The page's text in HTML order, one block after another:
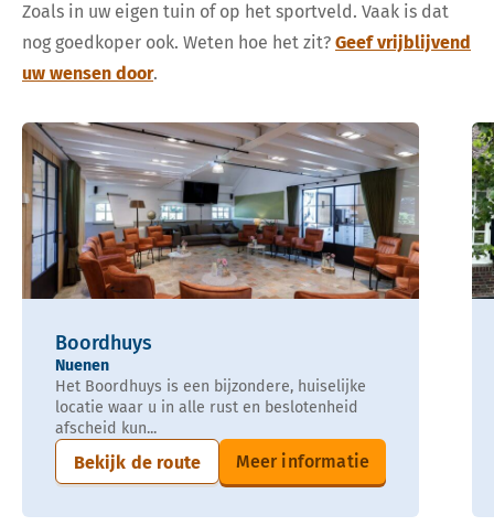
Zoals in uw eigen tuin of op het sportveld. Vaak is dat
nog goedkoper ook. Weten hoe het zit? Geef vrijblijvend
uw wensen door.
Boordhuys
Nuenen
Het Boordhuys is een bijzondere, huiselijke
locatie waar u in alle rust en beslotenheid
afscheid kun...
Bekijk de route Meer informatie